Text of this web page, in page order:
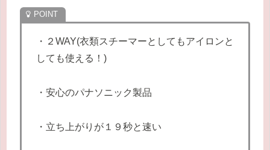
・２WAY(衣類スチーマーとしてもアイロンと
しても使える！)
・安心のパナソニック製品
・立ち上がりが１９秒と速い